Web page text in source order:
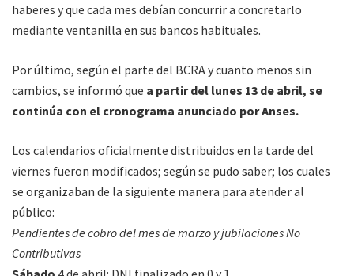
haberes y que cada mes debían concurrir a concretarlo
mediante ventanilla en sus bancos habituales.
Por último, según el parte del BCRA y cuanto menos sin
cambios, se informó que a partir del lunes 13 de abril, se
continúa con el cronograma anunciado porAnses.
Los calendarios oficialmente distribuidos en la tarde del
viernes fueron modificados; según se pudo saber; los cuales
se organizaban de la siguiente manera para atender al
público:
Pendientes de cobro del mes de marzo y jubilaciones No
Contributivas